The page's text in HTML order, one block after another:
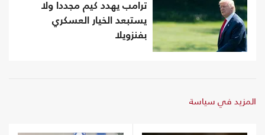
ترامب يهدد كيم مجددا ولا
يستبعد الخيار العسكري
بفنزويلا
المزيد في سياسة